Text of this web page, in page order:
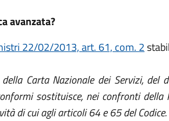
avanzata?
22/02/2013, art. 61, com. 2
Carta Nazionale dei Servizi, del
sostituisce, nei confronti
di cui agli articoli 64 e 65 del Codice.